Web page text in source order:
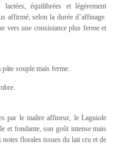
équilibrées et légèrement
affirmé, selon la durée d’affinage.
vers une consistance plus ferme et
souple mais ferme.
par le maître affineur, le Laguiole
et fondante, son goût intense mais
florales issues du lait cru et de